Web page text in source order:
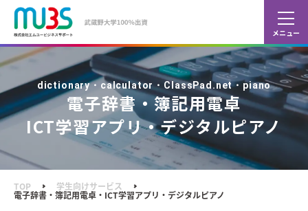
カ
シ
dictionary・calculator・ClassPad.net・piano
電子辞書・簿記用電卓
ICT学習アプリ・デジタルピアノ
TOP 学生向けサービス
電子辞書・簿記用電卓・ICT学習アプリ・デジタルピアノ